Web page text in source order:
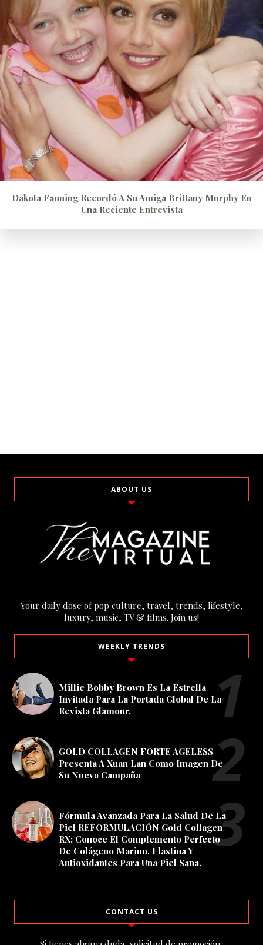
Dakota Fanning Recordó A Su Amiga Brittany Murphy En
Una Reciente Entrevista
ABOUT US
Your daily dose of pop culture, travel, trends, lifestyle,
luxury, music, TV & films. Join us!
WEEKLY TRENDS
Millie Bobby Brown Es La Estrella
Invitada Para La Portada Global De La
Revista Glamour.
GOLD COLLAGEN FORTE AGELESS
Presenta A Xuan Lan Como Imagen De
Su Nueva Campaña
Fórmula Avanzada Para La Salud De La
Piel REFORMULACIÓN Gold Collagen
RX: Conoce El Complemento Perfecto
De Colágeno Marino, Elastina Y
Antioxidantes Para Una Piel Sana.
CONTACT US